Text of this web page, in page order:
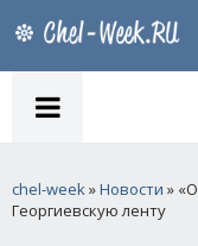
chel-week»Новости »
Георгиевскую ленту